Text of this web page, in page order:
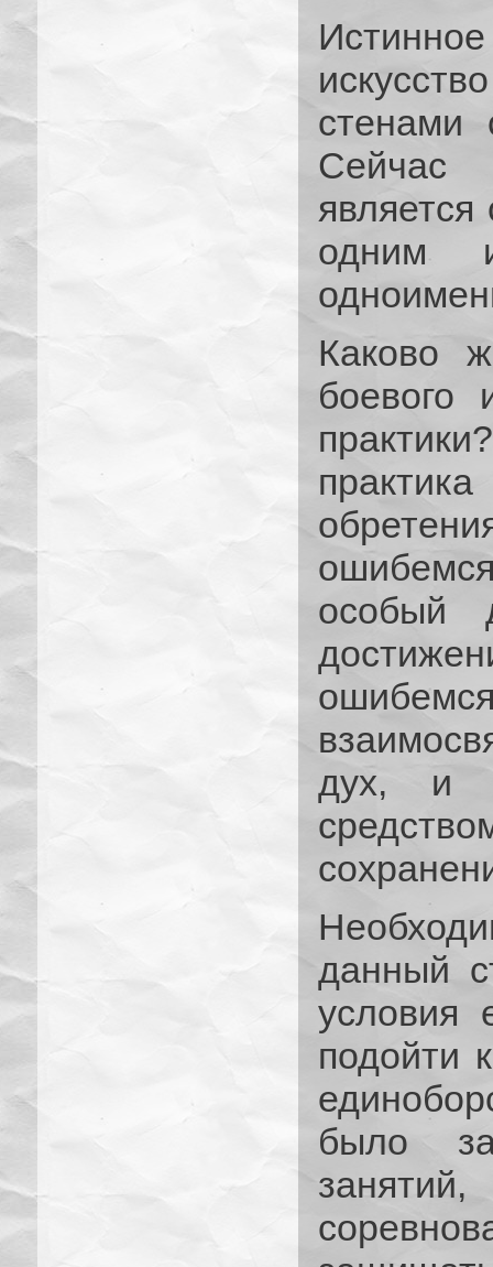
стенами
Сейчас
одним
Каково
боевого
особый
дух, и
данный
условия
подойти
было